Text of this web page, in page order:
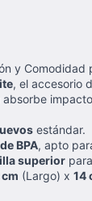
y Comodidad
, el accesorio
absorbe
estándar.
BPA, apto
superior
cm (Largo) x 14